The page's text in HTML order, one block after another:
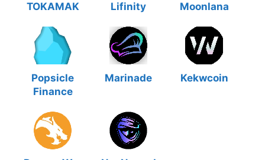
TOKAMAK Lifinity Moonlana
Popsicle
Finance
Marinade Kekwcoin